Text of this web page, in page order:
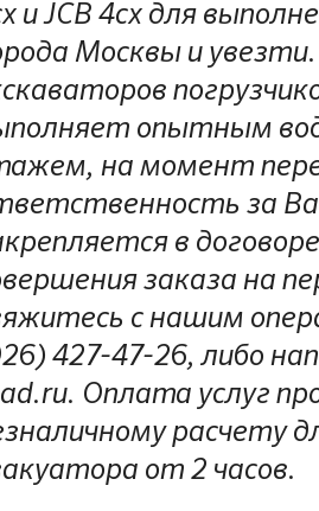
и JCB 4cx для
Москвы и увезти.
опытным
на момент
за
в
заказа на
с нашим
427-47-26, либо
Оплата услуг
расчету
от 2 часов.